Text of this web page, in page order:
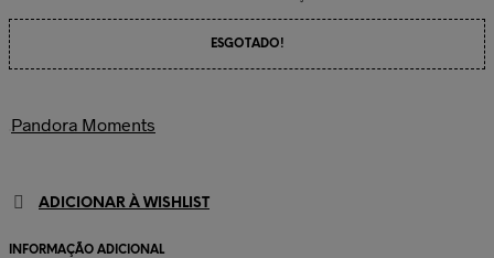
ESGOTADO!
Pandora Moments
ADICIONAR À WISHLIST
INFORMAÇÃO ADICIONAL